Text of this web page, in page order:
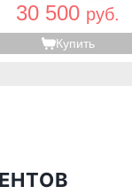
30 500 руб.
Купить